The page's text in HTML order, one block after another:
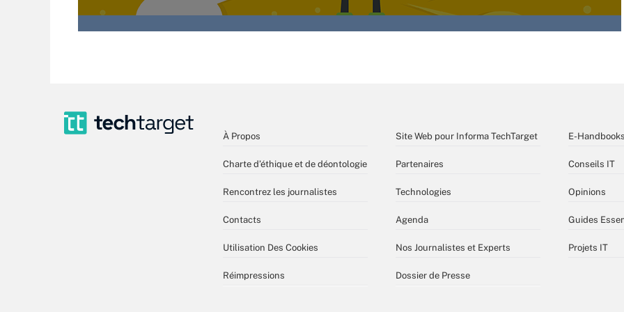
À Propos
Charte d’éthique et de déontologie
Rencontrez les journalistes
Contacts
Utilisation Des Cookies
Réimpressions
Site Web pour Informa TechTarget
Partenaires
Technologies
Agenda
Nos Journalistes et Experts
Dossier de Presse
E-Handbooks
Conseils IT
Opinions
Guides
Projets IT